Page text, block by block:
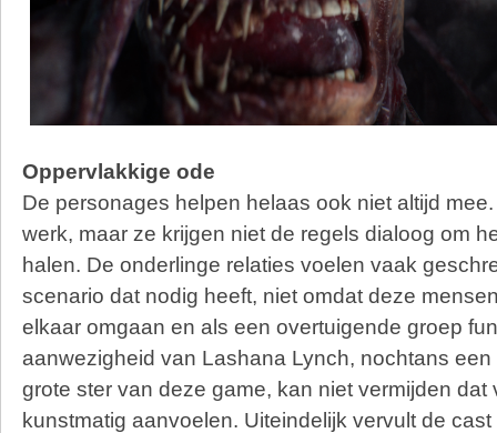
Oppervlakkige ode
De personages helpen helaas ook niet altijd
werk, maar ze krijgen niet de regels dialoog om
halen. De onderlinge relaties voelen vaak
scenario dat nodig heeft, niet omdat deze
elkaar omgaan en als een overtuigende groep
aanwezigheid van Lashana Lynch, nochtans
grote ster van deze game, kan niet vermijden dat
kunstmatig aanvoelen. Uiteindelijk vervult de